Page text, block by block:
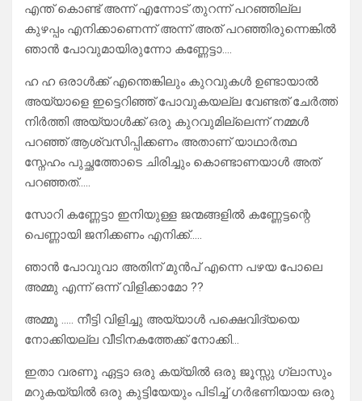
എന്ത് കൊണ്ട് അന്ന് എന്നോട് തുറന്ന് പറഞ്ഞില്ല
കുഴപ്പം എനിക്കാണെന്ന് അന്ന് അത് പറഞ്ഞിരുന്നെങ്കിൽ
ഞാൻ പോവുമായിരുന്നോ കണ്ണേട്ടാ….
ഹ ഹ ഒരാൾക്ക് എന്തെങ്കിലും കുറവുകൾ ഉണ്ടായാൽ
അയ്യാളെ ഇട്ടെറിഞ്ഞ് പോവുകയല്ല വേണ്ടത് ചേർത്ത്
നിർത്തി അയ്യാൾക്ക് ഒരു കുറവുമില്ലെന്ന് നമ്മൾ
പറഞ്ഞ് ആശ്വസിപ്പിക്കണം അതാണ് യാഥാർത്ഥ
സ്നേഹം പുച്ഛത്തോടെ ചിരിച്ചും കൊണ്ടാണയാൾ അത്
പറഞ്ഞത്…..
സോറി കണ്ണേട്ടാ ഇനിയുള്ള ജന്മങ്ങളിൽ കണ്ണേട്ടന്റെ
പെണ്ണായി ജനിക്കണം എനിക്ക്…..
ഞാൻ പോവുവാ അതിന് മുൻപ് എന്നെ പഴയ പോലെ
അമ്മു എന്ന് ഒന്ന് വിളിക്കാമോ ??
അമ്മൂ ….. നീട്ടി വിളിച്ചു അയ്യാൾ പക്ഷെവിദ്യയെ
നോക്കിയല്ല വീടിനകത്തേക്ക് നോക്കി…
ഇതാ വരണൂ ഏട്ടാ ഒരു കയ്യിൽ ഒരു ജൂസ്സു ഗ്ലാസും
മറുകയ്യിൽ ഒരു കുട്ടിയേയും പിടിച്ച് ഗർഭണിയായ ഒരു